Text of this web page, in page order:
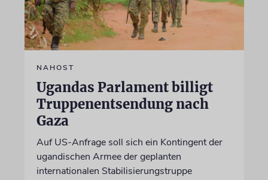
NAHOST
Ugandas Parlament billigt
Truppenentsendung nach
Gaza
Auf US-Anfrage soll sich ein Kontingent der
ugandischen Armee der geplanten
internationalen Stabilisierungstruppe